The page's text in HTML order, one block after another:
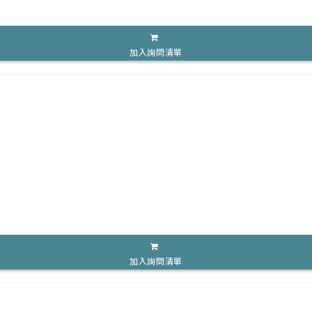
加入詢問清單
加入詢問清單